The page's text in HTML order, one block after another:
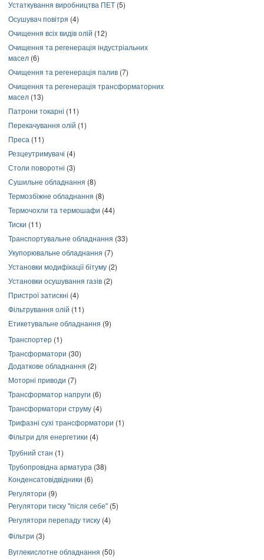
Устаткування виробництва ПЕТ (5)
Осушувач повітря (4)
Очищення всіх видів олій (12)
Очищення та регенерація індустріальних
масел (6)
Очищення та регенерація палив (7)
Очищення та регенерація трансформаторних
масел (13)
Патрони токарні (11)
Перекачування олій (1)
Преса (11)
Резцеутримувачі (4)
Столи поворотні (3)
Сушильне обладнання (8)
Термозбіжне обладнання (8)
Термочохли та термошафи (44)
Тиски (11)
Транспортувальне обладнання (33)
Укупорювальне обладнання (7)
Установки модифікації бітуму (2)
Установки осушування газів (2)
Пристрої затискні (4)
Фільтрування олій (11)
Етикетувальне обладнання (9)
Транспортер (1)
Трансформатори (30)
Додаткове обладнання (2)
Моторні приводи (7)
Трансформатор напруги (6)
Трансформатори струму (4)
Трифазні сухі трансформатори (1)
Фільтри для енергетики (4)
Трубний стан (1)
Трубопровідна арматура (38)
Конденсатовідвідники (6)
Регулятори (9)
Регулятори тиску "після себе" (5)
Регулятори перепаду тиску (4)
Фільтри (3)
Вуглекислотне обладнання (50)